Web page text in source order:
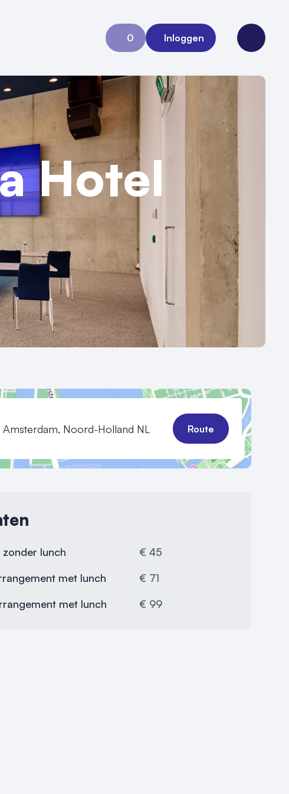
0
Aanvraag 0
Inloggen
Open
Hotel
Amsterdam, Noord-Holland NL Route
lunch
€ 45
met lunch
€ 71
met lunch
€ 99